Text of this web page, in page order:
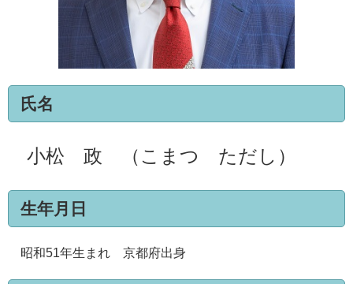
氏名
小松 政 （こまつ ただし）
生年月日
昭和51年生まれ 京都府出身